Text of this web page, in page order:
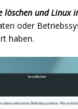
löschen und Linux
oder
haben.